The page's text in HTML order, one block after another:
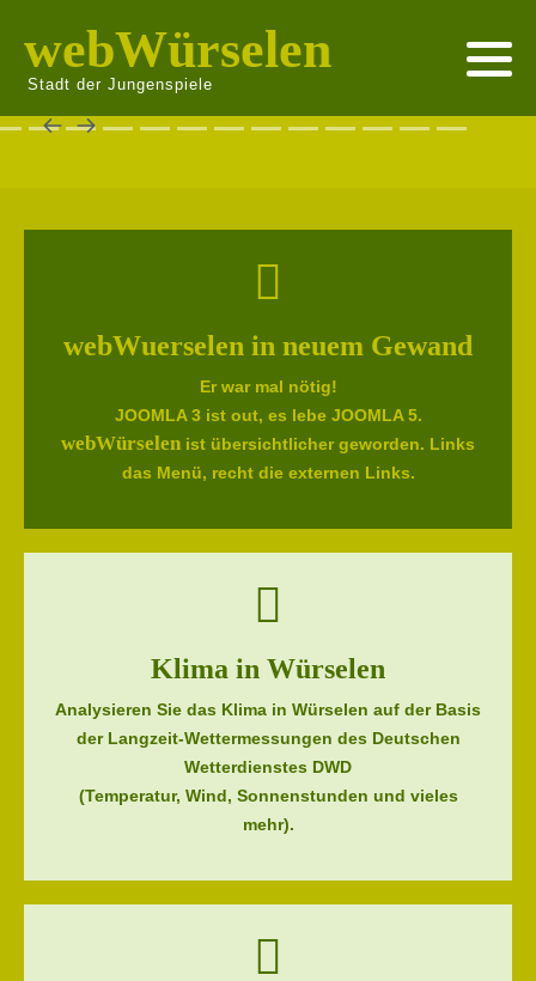
webWürselen
Stadt der Jungenspiele
webWuerselen in neuem Gewand
Er war mal nötig!
JOOMLA 3 ist out, es lebe JOOMLA 5.
webWürselen ist übersichtlicher geworden. Links
das Menü, recht die externen Links.
Klima in Würselen
Analysieren Sie das Klima in Würselen auf der Basis
der Langzeit-Wettermessungen des Deutschen
Wetterdienstes DWD
(Temperatur, Wind, Sonnenstunden und vieles
mehr).